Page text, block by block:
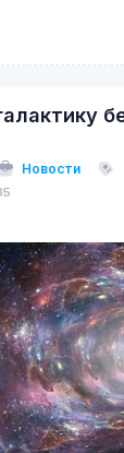
Новости